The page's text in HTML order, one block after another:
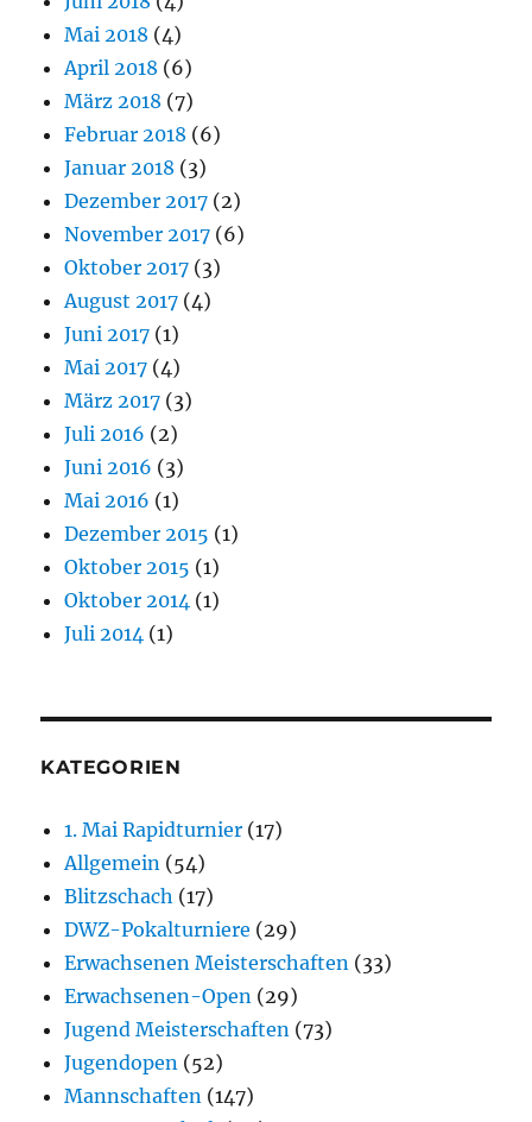
Mai 2018 (4)
April 2018 (6)
März 2018 (7)
Februar 2018 (6)
Januar 2018 (3)
Dezember 2017 (2)
November 2017 (6)
Oktober 2017 (3)
August 2017 (4)
Juni 2017 (1)
Mai 2017 (4)
März 2017 (3)
Juli 2016 (2)
Juni 2016 (3)
Mai 2016 (1)
Dezember 2015 (1)
Oktober 2015 (1)
Oktober 2014 (1)
Juli 2014 (1)
KATEGORIEN
1. Mai Rapidturnier (17)
Allgemein (54)
Blitzschach (17)
DWZ-Pokalturniere (29)
Erwachsenen Meisterschaften (33)
Erwachsenen-Open (29)
Jugend Meisterschaften (73)
Jugendopen (52)
Mannschaften (147)